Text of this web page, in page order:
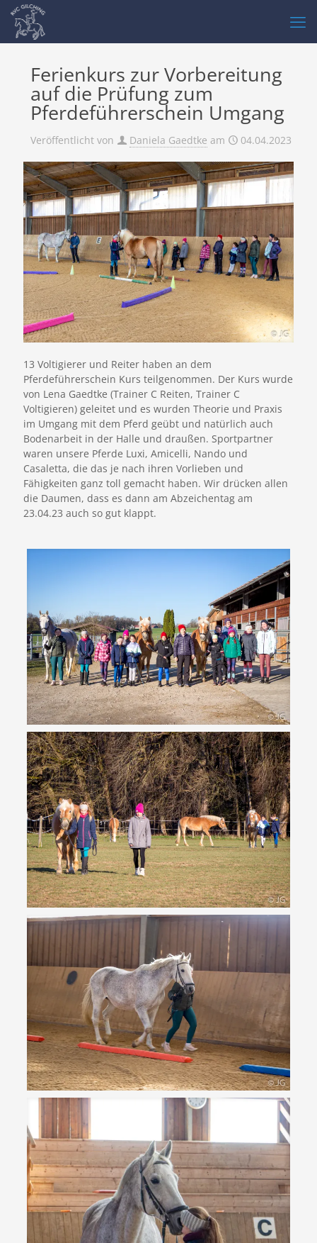
Ferienkurs zur Vorbereitung
auf die Prüfung zum
Pferdeführerschein Umgang
Veröffentlicht von Daniela Gaedtke am 04.04.2023
13 Voltigierer und Reiter haben an dem
Pferdeführerschein Kurs teilgenommen. Der Kurs wurde
von Lena Gaedtke (Trainer C Reiten, Trainer C
Voltigieren) geleitet und es wurden Theorie und Praxis
im Umgang mit dem Pferd geübt und natürlich auch
Bodenarbeit in der Halle und draußen. Sportpartner
waren unsere Pferde Luxi, Amicelli, Nando und
Casaletta, die das je nach ihren Vorlieben und
Fähigkeiten ganz toll gemacht haben. Wir drücken allen
die Daumen, dass es dann am Abzeichentag am
23.04.23 auch so gut klappt.